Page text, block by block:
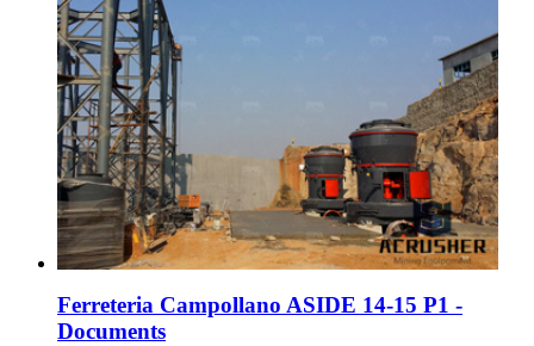
Ferreteria Campollano ASIDE 14-15 P1 -
Documents